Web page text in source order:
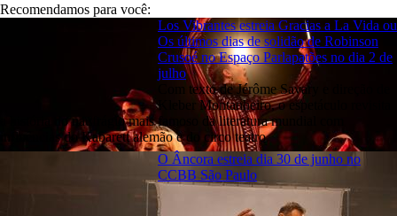
Recomendamos para você:
Los Vibrantes estreia Gracias a La Vida ou
Os últimos dias de solidão de Robinson
Crusoé no Espaço Parlapatões no dia 2 de
julho
Com texto de Jérôme Savary e direção de
Kleber Montanheiro, o espetáculo revisita
a história do naufrágio mais famoso da literatura mundial com
influências do Kabarett alemão e do circo teatro
O Âncora estreia dia 30 de junho no
CCBB São Paulo